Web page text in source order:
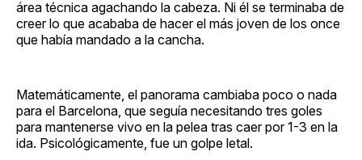
área técnica agachando la cabeza. Ni él se terminaba de
creer lo que acababa de hacer el más joven de los once
que había mandado a la cancha.
Matemáticamente, el panorama cambiaba poco o nada
para el Barcelona, que seguía necesitando tres goles
para mantenerse vivo en la pelea tras caer por 1-3 en la
ida. Psicológicamente, fue un golpe letal.